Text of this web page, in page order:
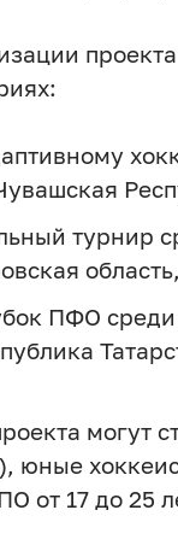
турнир
ПФО среди
могут
юные
от 17 до 25